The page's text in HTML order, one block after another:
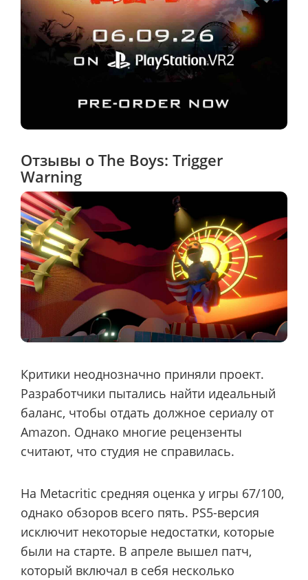
Отзывы о The Boys: Trigger
Warning
Критики неоднозначно приняли проект.
Разработчики пытались найти идеальный
баланс, чтобы отдать должное сериалу от
Amazon. Однако многие рецензенты
считают, что студия не справилась.
На Metacritic средняя оценка у игры 67/100,
однако обзоров всего пять. PS5-версия
исключит некоторые недостатки, которые
были на старте. В апреле вышел патч,
который включал в себя несколько